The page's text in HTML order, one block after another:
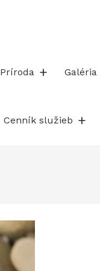
Príroda Galéria
Cenník služieb